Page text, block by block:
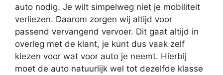
auto nodig. Je wilt simpelweg niet je mobiliteit
verliezen. Daarom zorgen wij altijd voor
passend vervangend vervoer. Dit gaat altijd in
overleg met de klant, je kunt dus vaak zelf
kiezen voor wat voor auto je neemt. Hierbij
moet de auto natuurlijk wel tot dezelfde klasse